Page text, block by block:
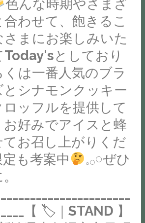
色んな時期やさまざ
合わせて、飽きるこ
さまにお楽しみいた
としており
くは一番人気のブラ
とシナモンクッキー
ッフルを提供して
お好みでアイスと蜂
お召し上がりくだ
も考案中
𓈒𓂂𓏸ぜひ
【 🏷｜STAND 】